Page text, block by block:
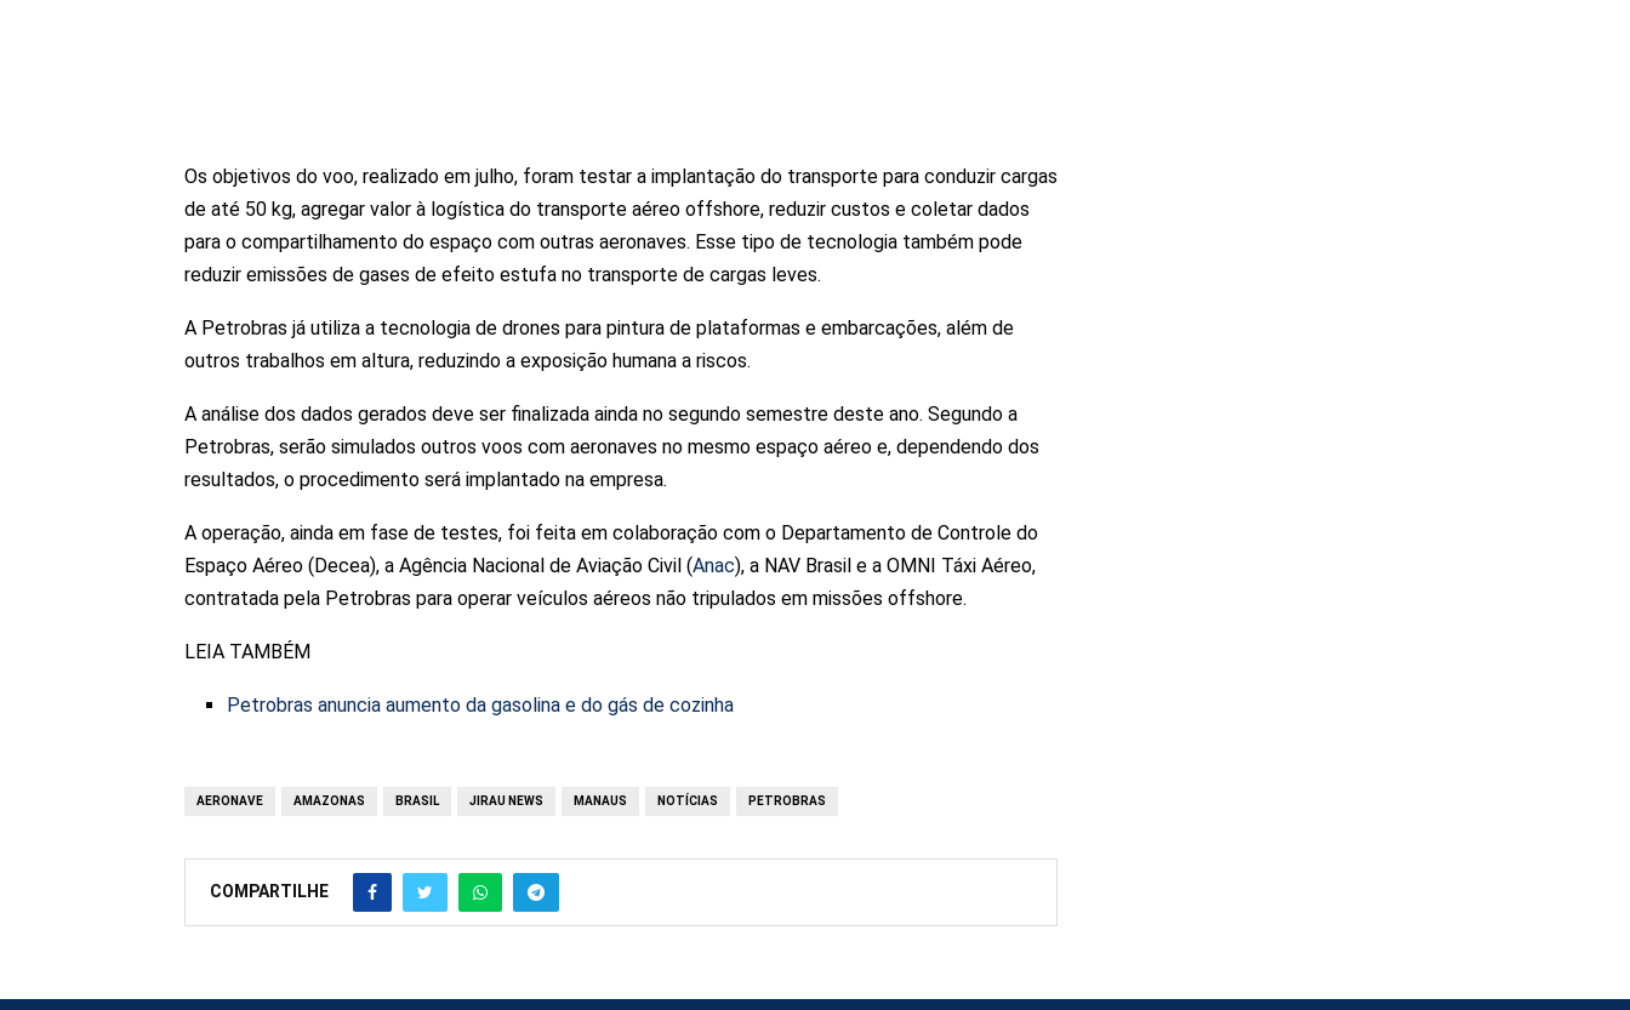
Os objetivos do voo, realizado em julho, foram testar a implantação do transporte para conduzir cargas
de até 50 kg, agregar valor à logística do transporte aéreo offshore, reduzir custos e coletar dados
para o compartilhamento do espaço com outras aeronaves. Esse tipo de tecnologia também pode
reduzir emissões de gases de efeito estufa no transporte de cargas leves.
A Petrobras já utiliza a tecnologia de drones para pintura de plataformas e embarcações, além de
outros trabalhos em altura, reduzindo a exposição humana a riscos.
A análise dos dados gerados deve ser finalizada ainda no segundo semestre deste ano. Segundo a
Petrobras, serão simulados outros voos com aeronaves no mesmo espaço aéreo e, dependendo dos
resultados, o procedimento será implantado na empresa.
A operação, ainda em fase de testes, foi feita em colaboração com o Departamento de Controle do
Espaço Aéreo (Decea), a Agência Nacional de Aviação Civil (Anac), a NAV Brasil e a OMNI Táxi Aéreo,
contratada pela Petrobras para operar veículos aéreos não tripulados em missões offshore.
LEIA TAMBÉM
Petrobras anuncia aumento da gasolina e do gás de cozinha
AERONAVE AMAZONAS BRASIL JIRAU NEWS MANAUS NOTÍCIAS PETROBRAS
COMPARTILHE